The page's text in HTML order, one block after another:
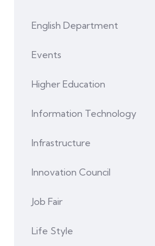
English Department
Events
Higher Education
Information Technology
Infrastructure
Innovation Council
Job Fair
Life Style